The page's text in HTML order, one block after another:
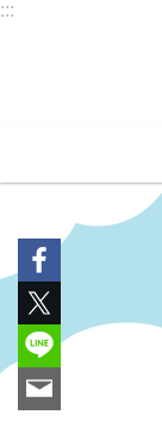
跳到主要內容區塊
:::